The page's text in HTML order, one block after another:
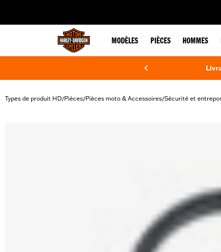
MODÈLES PIÈCES HOMMES
Types de produit HD/Pièces/Pièces moto & Accessoires/Sécurité et